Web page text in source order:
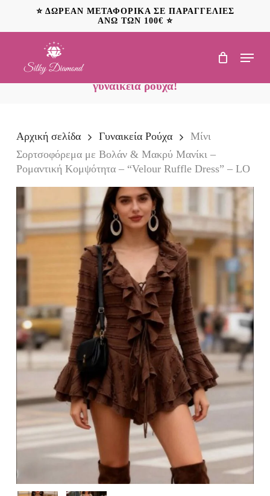
main
⭐ ΔΩΡΕΑΝ ΜΕΤΑΦΟΡΙΚΑ ΣΕ ΠΑΡΑΓΓΕΛΙΕΣ
ΑΝΩ ΤΩΝ 100€ ⭐
Menu
NEO: Ανακαλύψτε
γυναικεία ρούχα!
Αρχική σελίδα Γυναικεία Ρούχα
Μίνι
Σορτσοφόρεμα με Βολάν & Μακρύ Μανίκι –
Ρομαντική Κομψότητα – “Velour Ruffle Dress” – LO